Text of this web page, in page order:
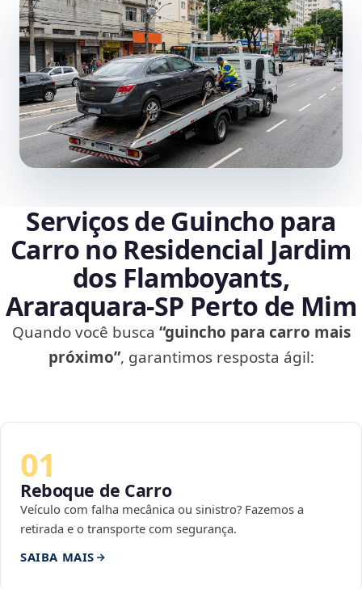
Serviços de Guincho para
Carro no Residencial Jardim
dos Flamboyants,
Araraquara‑SP Perto de Mim
Quando você busca “guincho para carro mais
próximo”, garantimos resposta ágil:
01
Reboque de Carro
Veículo com falha mecânica ou sinistro? Fazemos a
retirada e o transporte com segurança.
SAIBA MAIS